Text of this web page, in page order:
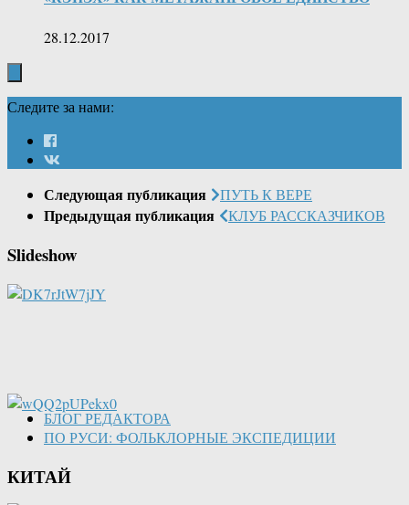
28.12.2017
Следите за нами:
Следующая публикация ПУТЬ К ВЕРЕ
Предыдущая публикация КЛУБ РАССКАЗЧИКОВ
Slideshow
БЛОГ РЕДАКТОРА
ПО РУСИ: ФОЛЬКЛОРНЫЕ ЭКСПЕДИЦИИ
КИТАЙ